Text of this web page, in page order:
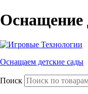
Оснащение
Оснащаем детские сады
Поиск